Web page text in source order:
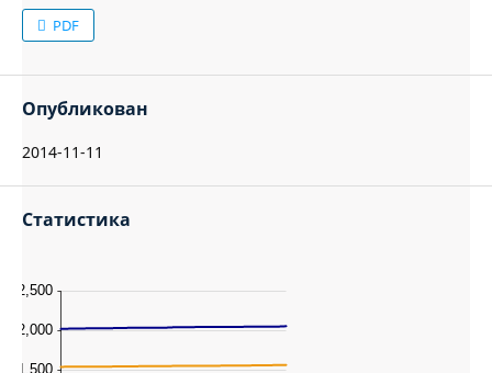
PDF
Опубликован
2014-11-11
Статистика